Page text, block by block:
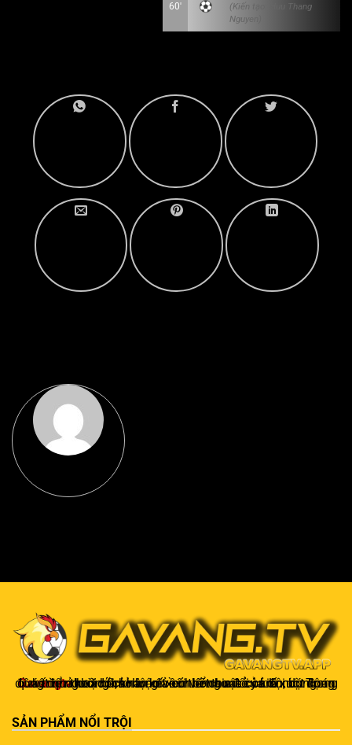
60'
(Kiến tạo: Huu Thang
Nguyen)
Gavangtv
không chỉ là nơi xem bóng mà còn là một cộng đồng để người hâm mộ kết nối và trao đổi cảm xúc. Trong quá trình theo dõi, khán giả có thể chia sẻ ý kiến, dự đoán kết quả hoặc thảo luận về chiến thuật của đội bóng.
SẢN PHẨM NỔI TRỘI